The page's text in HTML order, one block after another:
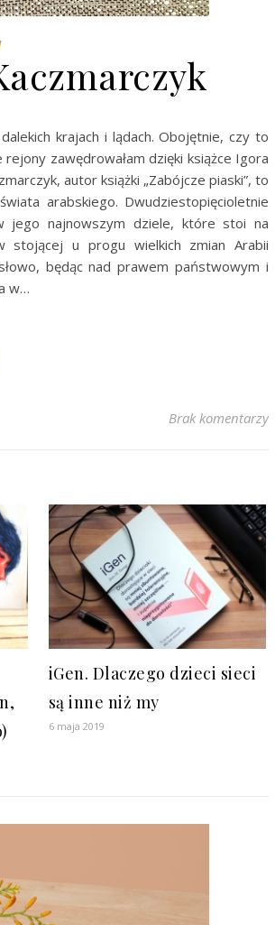
krajach i lądach. Obojętnie, czy to
zawędrowałam dzięki książce Igora
autor książki „Zabójcze piaski”, to
arabskiego. Dwudziestopięcioletnie
jego najnowszym dziele, które stoi na
stojącej u progu wielkich zmian Arabii
będąc nad prawem państwowym i
w…
Brak komentarzy
iGen. Dlaczego dzieci sieci
są inne niż my
6 maja 2019